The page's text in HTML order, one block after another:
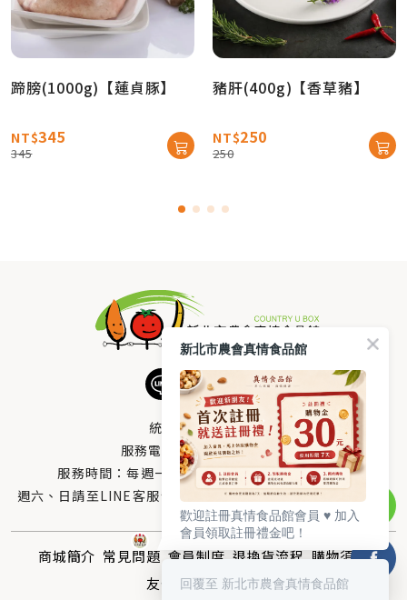
蹄膀(1000g)【蓮貞豚】
NT$345
345
豬肝(400g)【香草豬】
NT$250
250
統編：33378005
服務電話：0800-666-980
服務時間：每週一至週五AM 8：10～PM 5：00
週六、日請至LINE客服留言 LINE@帳號搜尋：@uboxorg
商城簡介 常見問題 會員制度 退換貨流程 購物須知
友情連結 聯絡我們
新北市農會真情食品館
歡迎註冊真情食品館會員 ♥️ 加入
會員領取註冊禮金吧！
回覆至 新北市農會真情食品館